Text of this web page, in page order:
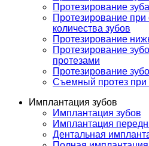
Протезирование
Протезирование при
количества зубов
Протезирование
Протезирование
протезами
Протезирование
Съемный протез при
Имплантация зубов
Имплантация зубов
Имплантация
Дентальная